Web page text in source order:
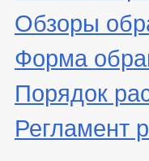
Обзоры
Форма
Порядок
Регламент